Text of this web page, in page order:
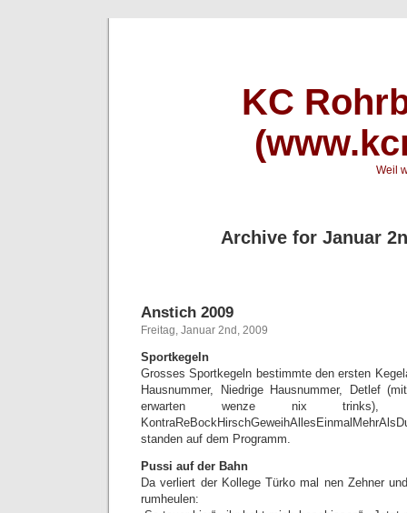
KC
Weil
Archive for Januar
Anstich 2009
Freitag, Januar 2nd, 2009
Sportkegeln
Grosses Sportkegeln bestimmte den ersten
Hausnummer, Niedrige Hausnummer, Detlef
erwarten wenze nix trinks), 6-
standen auf dem Programm.
Pussi auf der Bahn
Da verliert der Kollege Türko mal nen Zehner
rumheulen: